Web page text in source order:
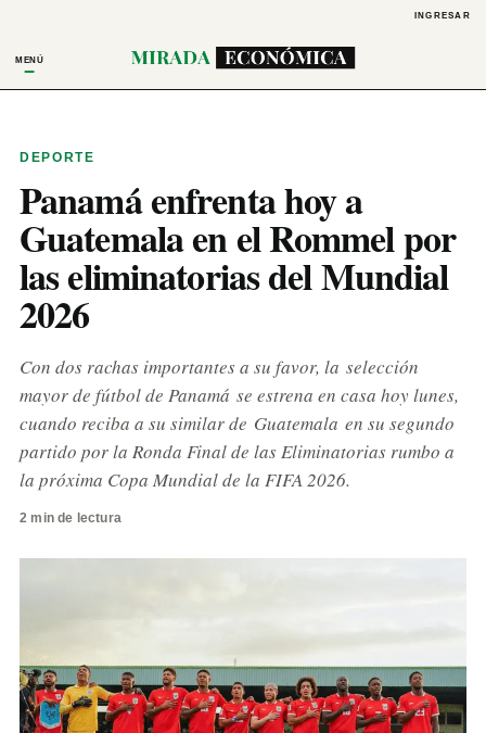
INGRESAR
MENÚ
DEPORTE
Panamá enfrenta hoy a
Guatemala en el Rommel por
las eliminatorias del Mundial
2026
Con dos rachas importantes a su favor, la selección
mayor de fútbol de Panamá se estrena en casa hoy lunes,
cuando reciba a su similar de Guatemala en su segundo
partido por la Ronda Final de las Eliminatorias rumbo a
la próxima Copa Mundial de la FIFA 2026.
2 min de lectura